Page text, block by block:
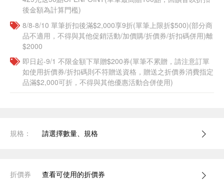
後金額為計算門檻)
8/8-8/10 單筆折扣後滿$2,000享9折(單筆上限折$500)(部分商
品不適用，不得與其他促銷活動/加價購/折價券/折扣碼併用)離
$2000
即日起-9/1 不限金額下單贈$200券(單筆不累贈，請注意訂單
如使用折價券/折扣碼則不符贈送資格，贈送之折價券消費指定
品滿$2,000可折，不得與其他優惠活動合併使用)
規格： 請選擇數量、規格
折價券 查看可使用的折價券